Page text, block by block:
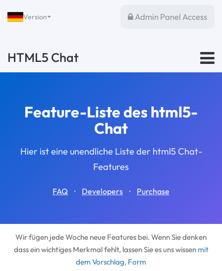
Version Admin Panel Access
HTML5 Chat
Feature-Liste des html5-
Chat
Hier ist eine unendliche Liste der html5 Chat-
Features
FAQ · Developers · Purchase
Wir fügen jede Woche neue Features bei. Wenn Sie denken
dass ein wichtiges Merkmal fehlt, lassen Sie es uns wissen mit
dem Vorschlag, Form